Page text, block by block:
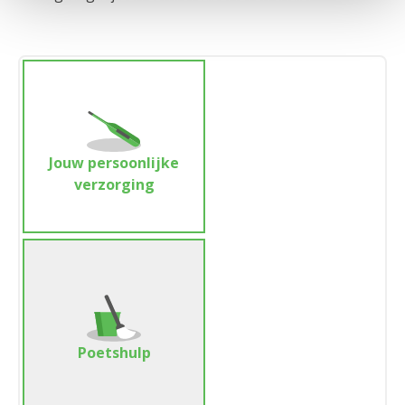
Jouw persoonlijke
verzorging
Poetshulp